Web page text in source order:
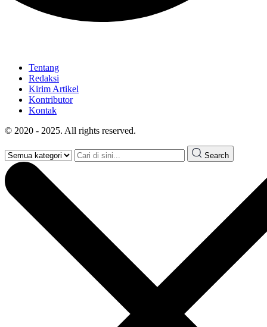
Tentang
Redaksi
Kirim Artikel
Kontributor
Kontak
© 2020 - 2025. All rights reserved.
Search